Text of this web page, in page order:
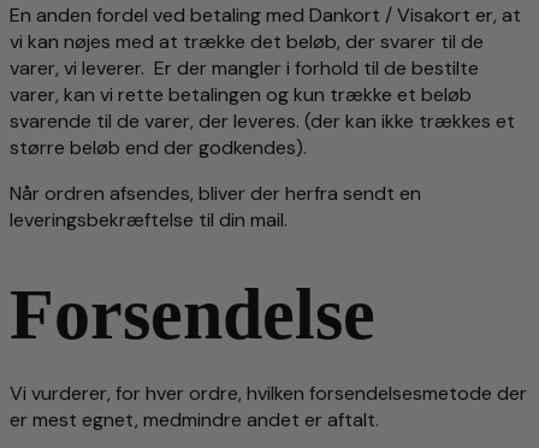
En anden fordel ved betaling med Dankort / Visakort er, at
vi kan nøjes med at trække det beløb, der svarer til de
varer, vi leverer. Er der mangler i forhold til de bestilte
varer, kan vi rette betalingen og kun trække et beløb
svarende til de varer, der leveres. (der kan ikke trækkes et
større beløb end der godkendes).
Når ordren afsendes, bliver der herfra sendt en
leveringsbekræftelse til din mail.
Forsendelse
Vi vurderer, for hver ordre, hvilken forsendelsesmetode der
er mest egnet, medmindre andet er aftalt.